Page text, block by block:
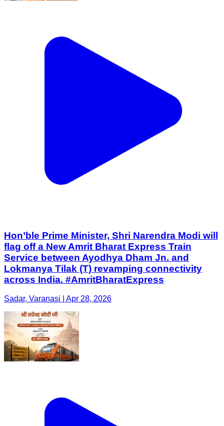
Hon’ble Prime Minister, Shri Narendra Modi will
flag off a New Amrit Bharat Express Train
Service between Ayodhya Dham Jn. and
Lokmanya Tilak (T) revamping connectivity
across India. #AmritBharatExpress
Sadar, Varanasi | Apr 28, 2026